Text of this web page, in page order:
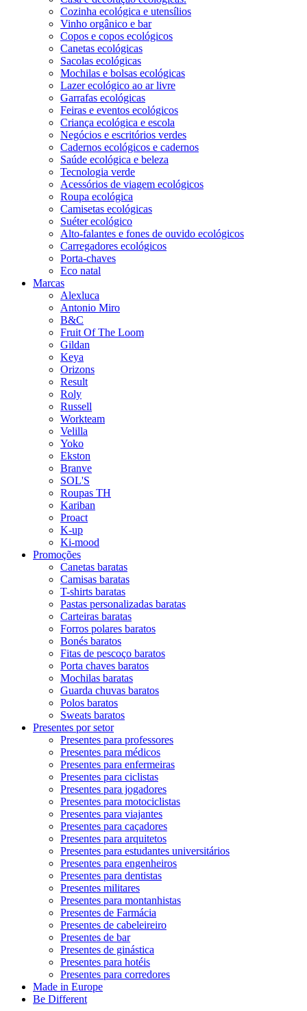
Cozinha ecológica e utensílios
Vinho orgânico e bar
Copos e copos ecológicos
Canetas ecológicas
Sacolas ecológicas
Mochilas e bolsas ecológicas
Lazer ecológico ao ar livre
Garrafas ecológicas
Feiras e eventos ecológicos
Criança ecológica e escola
Negócios e escritórios verdes
Cadernos ecológicos e cadernos
Saúde ecológica e beleza
Tecnologia verde
Acessórios de viagem ecológicos
Roupa ecológica
Camisetas ecológicas
Suéter ecológico
Alto-falantes e fones de ouvido ecológicos
Carregadores ecológicos
Porta-chaves
Eco natal
Marcas
Alexluca
Antonio Miro
B&C
Fruit Of The Loom
Gildan
Keya
Orizons
Result
Roly
Russell
Workteam
Velilla
Yoko
Ekston
Branve
SOL'S
Roupas TH
Kariban
Proact
K-up
Ki-mood
Promoções
Canetas baratas
Camisas baratas
T-shirts baratas
Pastas personalizadas baratas
Carteiras baratas
Forros polares baratos
Bonés baratos
Fitas de pescoço baratos
Porta chaves baratos
Mochilas baratas
Guarda chuvas baratos
Polos baratos
Sweats baratos
Presentes por setor
Presentes para professores
Presentes para médicos
Presentes para enfermeiras
Presentes para ciclistas
Presentes para jogadores
Presentes para motociclistas
Presentes para viajantes
Presentes para caçadores
Presentes para arquitetos
Presentes para estudantes universitários
Presentes para engenheiros
Presentes para dentistas
Presentes militares
Presentes para montanhistas
Presentes de Farmácia
Presentes de cabeleireiro
Presentes de bar
Presentes de ginástica
Presentes para hotéis
Presentes para corredores
Made in Europe
Be Different